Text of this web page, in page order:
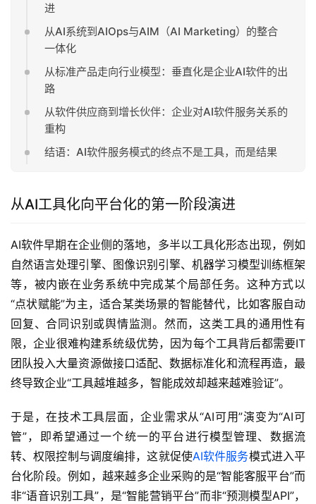
进
从AI系统到AIOps与AIM（AI Marketing）的整合
一体化
从标准产品走向行业模型：垂直化是企业AI软件的出
路
从软件供应商到增长伙伴：企业对AI软件服务关系的
重构
结语：AI软件服务模式的终点不是工具，而是结果
从AI工具化向平台化的第一阶段演进
AI软件早期在企业侧的落地，多半以工具化形态出现，例如
自然语言处理引擎、图像识别引擎、机器学习模型训练框架
等，被内嵌在业务系统中完成某个局部任务。这种方式以
“点状赋能”为主，适合某类场景的智能替代，比如客服自动
回复、合同识别或舆情监测。然而，这类工具的通用性有
限，企业很难构建系统级优势，因为每个工具背后都需要IT
团队投入大量资源做接口适配、数据标准化和流程再造，最
终导致企业“工具越堆越多，智能成效却越来越难验证”。
于是，在技术工具层面，企业需求从“AI可用”演变为“AI可
管”，即希望通过一个统一的平台进行模型管理、数据流
转、权限控制与调度编排，这就促使AI软件服务模式进入平
台化阶段。例如，越来越多企业采购的是“智能客服平台”而
非“语音识别工具”，是“智能营销平台”而非“预测模型API”，